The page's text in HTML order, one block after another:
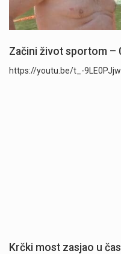
Začini život sportom –
https://youtu.be/t_-9LE0PJjw
Krčki most zasjao u